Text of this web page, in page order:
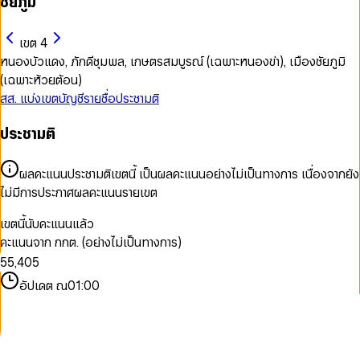
เขต 4
หนองบัวแดง, ภักดีชุมพล, เกษตรสมบูรณ์ (เฉพาะหนองข่า), เมืองชัยภูมิ
(เฉพาะห้วยต้อน)
สส. แบ่งเขตบัญชีรายชื่อประชามติ
ประชามติ
ผลคะแนนประชามติเขตนี้ เป็นผลคะแนนอย่างไม่เป็นทางการ เนื่องจากยัง
ไม่มีการประกาศผลคะแนนรายเขต
เขตนี้นับคะแนนแล้ว
คะแนนจาก กกต. (อย่างไม่เป็นทางการ)
0
1
2
3
4
5
6
7
0
1
2
3
4
5
6
7
,
0
1
2
3
4
5
6
0
1
2
0
1
2
3
4
5
6
7
อัปเดต ณ01:00